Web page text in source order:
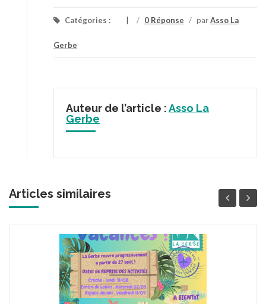
Catégories : / 0 Réponse / parAsso La
Gerbe
Auteur de l’article :Asso La
Gerbe
Articles similaires